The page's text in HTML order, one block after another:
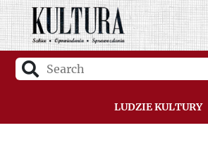
Ludzie Kultury